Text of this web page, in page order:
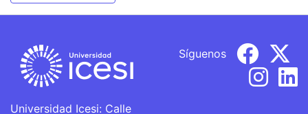
Universidad Icesi: Calle
Síguenos